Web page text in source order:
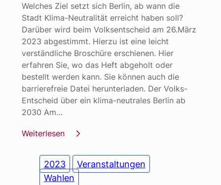
Welches Ziel setzt sich Berlin, ab wann die
Stadt Klima-Neutralität erreicht haben soll?
Darüber wird beim Volksentscheid am 26.März
2023 abgestimmt. Hierzu ist eine leicht
verständliche Broschüre erschienen. Hier
erfahren Sie, wo das Heft abgeholt oder
bestellt werden kann. Sie können auch die
barrierefreie Datei herunterladen. Der Volks-
Entscheid über ein klima-neutrales Berlin ab
2030 Am…
Weiterlesen
2023
Veranstaltungen
Wahlen